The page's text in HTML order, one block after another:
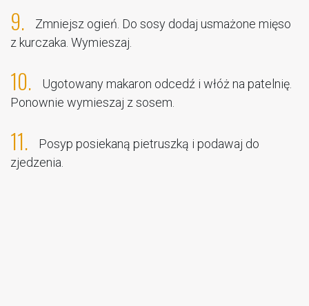
9.
Zmniejsz ogień. Do sosy dodaj usmażone mięso
z kurczaka. Wymieszaj.
10.
Ugotowany makaron odcedź i włóż na patelnię.
Ponownie wymieszaj z sosem.
11.
Posyp posiekaną pietruszką i podawaj do
zjedzenia.